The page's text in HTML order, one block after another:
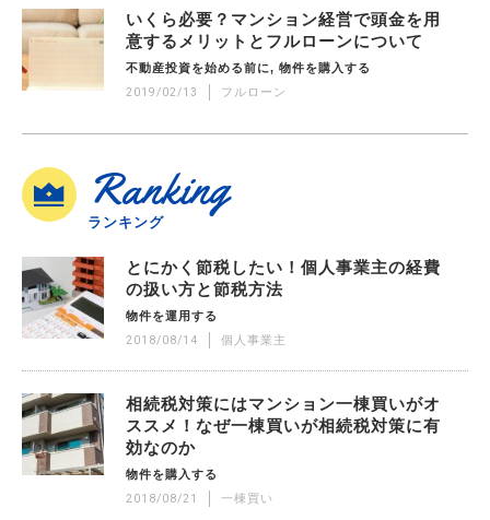
いくら必要？マンション経営で頭金を用
意するメリットとフルローンについて
不動産投資を始める前に 物件を購入する
2019/02/13 フルローン
Ranking
ランキング
とにかく節税したい！個人事業主の経費
の扱い方と節税方法
物件を運用する
2018/08/14 個人事業主
相続税対策にはマンション一棟買いがオ
ススメ！なぜ一棟買いが相続税対策に有
効なのか
物件を購入する
2018/08/21 一棟買い